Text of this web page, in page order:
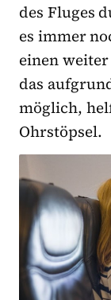
des Fluges
es immer
einen
das
möglich,
Ohrstöpsel.